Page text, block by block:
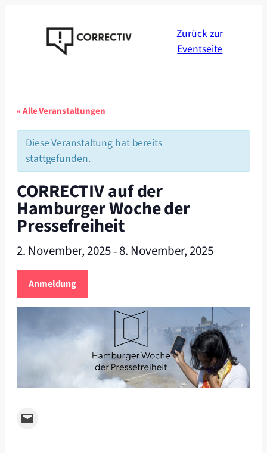
Zurück zur
Eventseite
« Alle Veranstaltungen
Diese Veranstaltung hat bereits
stattgefunden.
CORRECTIV auf der
Hamburger Woche der
Pressefreiheit
2. November, 2025–8. November, 2025
Anmeldung
Email this Page